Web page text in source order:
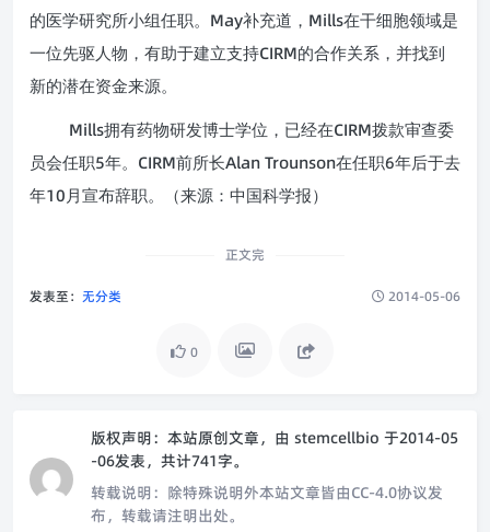
的医学研究所小组任职。 May补充道， Mills在干细胞领域是
一位先驱人物，有助于建立支持CIRM的合作关系，并找到
新的潜在资金来源。
Mills拥有药物研发博士学位，已经在CIRM拨款审查委
员会任职5年。 CIRM前所长Alan Trounson在任职6年后于去
年10 月宣布辞职。（来源：中国科学报）
正文完
发表至： 无分类 2014-05-06
0
版权声明： 本站原创文章，由 stemcellbio 于2014-05
-06发表，共计741字。
转载说明： 除特殊说明外本站文章皆由CC-4.0协议发
布，转载请注明出处。